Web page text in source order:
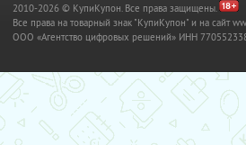
2010-2026 © КупиКупон. Все права защищены.
Все права на товарный знак "КупиКупон" и на сайт
OOO «Агентство цифровых решений» ИНН